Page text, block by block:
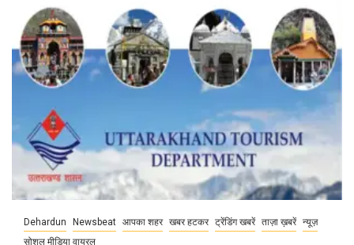
Dehardun Newsbeat आपका शहर खबर हटकर ट्रेंडिंग खबरें ताज़ा ख़बरें न्यूज़
सोशल मीडिया वायरल